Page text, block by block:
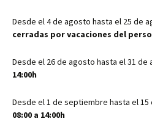
Desde el 4 de agosto hasta el 25 de
cerradas por vacaciones del
Desde el 26 de agosto hasta el 31 de
14:00h
Desde el 1 de septiembre hasta el
08:00 a 14:00h